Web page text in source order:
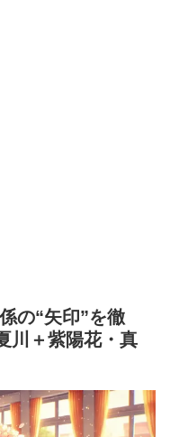
の“矢印”を徹
川＋紫陽花・真